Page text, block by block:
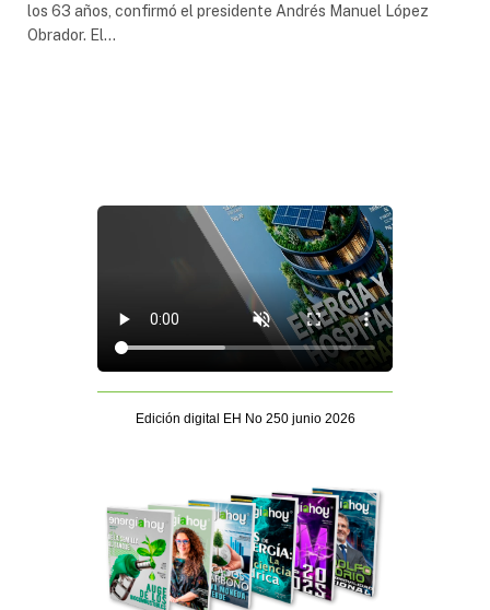
los 63 años, confirmó el presidente Andrés Manuel López
Obrador. El…
Edición digital EH No 250 junio 2026